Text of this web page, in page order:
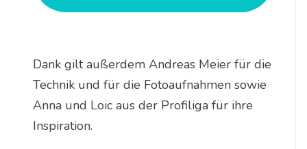
Dank gilt außerdem Andreas Meier für die
Technik und für die Fotoaufnahmen sowie
Anna und Loic aus der Profiliga für ihre
Inspiration.